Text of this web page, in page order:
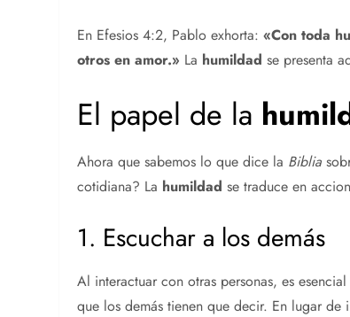
En Efesios 4:2, Pablo exhorta:«Con toda
otros en amor.» La humildad se presenta
El papel de la
Ahora que sabemos lo que dice la Biblia
cotidiana? La humildad se traduce en
1. Escuchar a los demás
Al interactuar con otras personas, es
que los demás tienen que decir. En lugar